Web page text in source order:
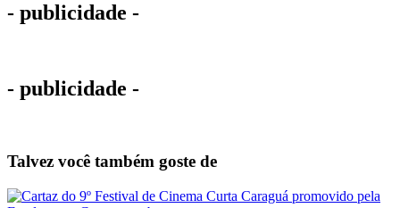
- publicidade -
- publicidade -
Talvez você também goste de